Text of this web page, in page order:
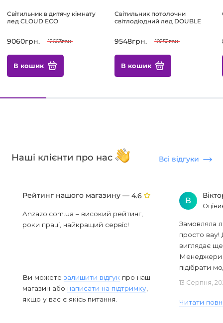
Світильник в дитячу кімнату
лед CLOUD ECO
9060грн. 12663грн.
В кошик
Світильник потолочни
світлодіодний лед DOUBLE
9548грн. 10252грн.
В кошик
Наші клієнти про нас Всі відгуки
Рейтинг нашого магазину — 4.6
Anzazo.com.ua – високий рейтинг,
роки праці, найкращий сервіс!
Ви можете залишити відгук про наш
магазин або написати на підтримку
якщо у вас є якісь питання.
В
Замовляла
просто вау!
виглядає
Менеджери
підібрати
13 Серпня,
Читати